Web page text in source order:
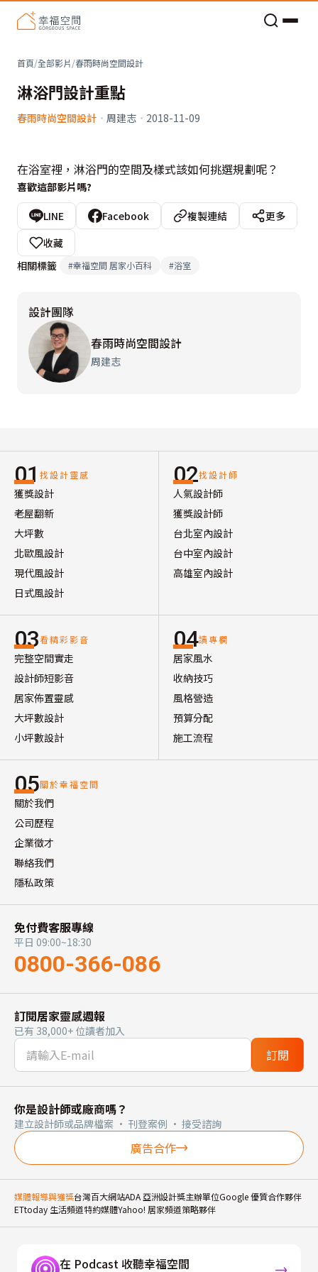
首頁/全部影片/春雨時尚空間設計
淋浴門設計重點
春雨時尚空間設計 · 周建志 · 2018-11-09
在浴室裡，淋浴門的空間及樣式該如何挑選規劃呢？
喜歡這部影片嗎?
LINE Facebook 複製連結
更多
收藏
相關標籤
#幸福空間 居家小百科 #浴室
設計團隊
春雨時尚空間設計
周建志
01 找設計靈感
獲獎設計
老屋翻新
大坪數
北歐風設計
現代風設計
日式風設計
02找設計師
人氣設計師
獲獎設計師
台北室內設計
台中室內設計
高雄室內設計
03看精彩影音
完整空間實走
設計師短影音
居家佈置靈感
大坪數設計
小坪數設計
04讀專欄
居家風水
收納技巧
風格營造
預算分配
施工流程
05關於幸福空間
關於我們
公司歷程
企業徵才
聯絡我們
隱私政策
免付費客服專線
平日 09:00~18:30
0800-366-086
訂閱居家靈感週報
已有 38,000+ 位讀者加入
訂閱
你是設計師或廠商嗎？
建立設計師或品牌檔案 · 刊登案例 · 接受諮詢
廣告合作
媒體報導與獲獎台灣百大網站ADA 亞洲設計獎主辦單位Google 優質合作夥伴
ETtoday 生活頻道特約媒體Yahoo! 居家頻道策略夥伴
在 Podcast 收聽幸福空間